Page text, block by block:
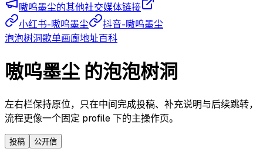
嗷呜墨尘的其他社交媒体链接
小红书-嗷呜墨尘
抖音-嗷呜墨尘
泡泡树洞歌单画廊地址百科
嗷呜墨尘 的泡泡树洞
左右栏保持原位，只在中间完成投稿、补充说明与后续跳转，
流程更像一个固定 profile 下的主操作页。
投稿 公开信